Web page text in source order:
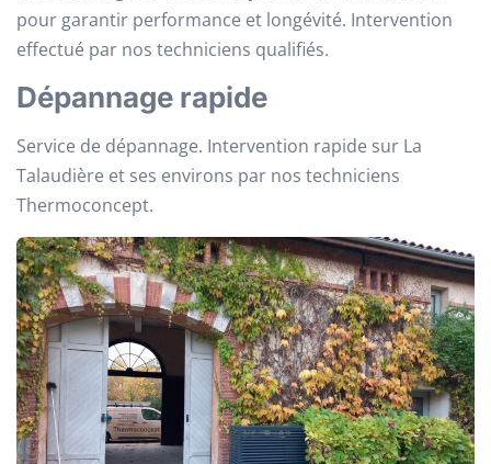
pour garantir performance et longévité. Intervention
effectué par nos techniciens qualifiés.
Dépannage rapide
Service de dépannage. Intervention rapide sur La
Talaudière et ses environs par nos techniciens
Thermoconcept.